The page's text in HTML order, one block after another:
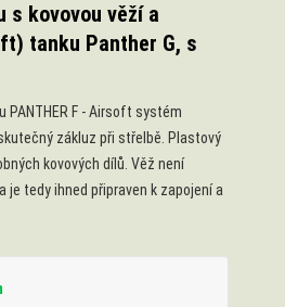
s kovovou věží a
tanku Panther G, s
PANTHER F - Airsoft systém
zákluz při střelbě. Plastový
kovových dílů. Věž není
je tedy ihned připraven k zapojení a